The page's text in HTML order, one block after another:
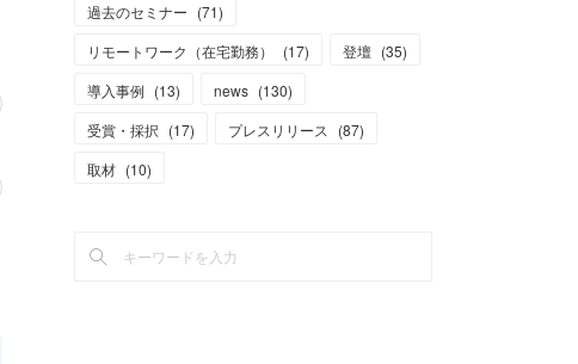
過去のセミナー (71)
リモートワーク（在宅勤務）
(17) 登壇 (35)
導入事例 (13) news (130)
受賞・採択 (17) プレスリリース (87)
取材 (10)